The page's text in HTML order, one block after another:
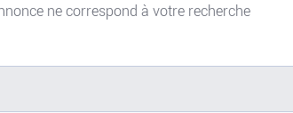
ne correspond à votre recherche